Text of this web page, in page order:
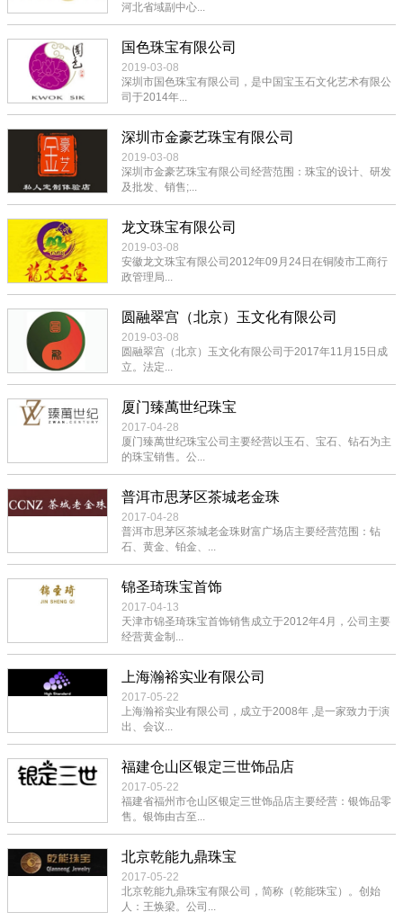
河北省域副中心...
国色珠宝有限公司
2019-03-08
深圳市国色珠宝有限公司，是中国宝玉石文化艺术有限公
司于2014年...
深圳市金豪艺珠宝有限公司
2019-03-08
深圳市金豪艺珠宝有限公司经营范围：珠宝的设计、研发
及批发、销售;...
龙文珠宝有限公司
2019-03-08
安徽龙文珠宝有限公司2012年09月24日在铜陵市工商行
政管理局...
圆融翠宫（北京）玉文化有限公司
2019-03-08
圆融翠宫（北京）玉文化有限公司于2017年11月15日成
立。法定...
厦门臻萬世纪珠宝
2017-04-28
厦门臻萬世纪珠宝公司主要经营以玉石、宝石、钻石为主
的珠宝销售。公...
普洱市思茅区茶城老金珠
2017-04-28
普洱市思茅区茶城老金珠财富广场店主要经营范围：钻
石、黄金、铂金、...
锦圣琦珠宝首饰
2017-04-13
天津市锦圣琦珠宝首饰销售成立于2012年4月，公司主要
经营黄金制...
上海瀚裕实业有限公司
2017-05-22
上海瀚裕实业有限公司，成立于2008年 ,是一家致力于演
出、会议...
福建仓山区银定三世饰品店
2017-05-22
福建省福州市仓山区银定三世饰品店主要经营：银饰品零
售。银饰由古至...
北京乾能九鼎珠宝
2017-05-22
北京乾能九鼎珠宝有限公司，简称（乾能珠宝）。创始
人：王焕梁。公司...